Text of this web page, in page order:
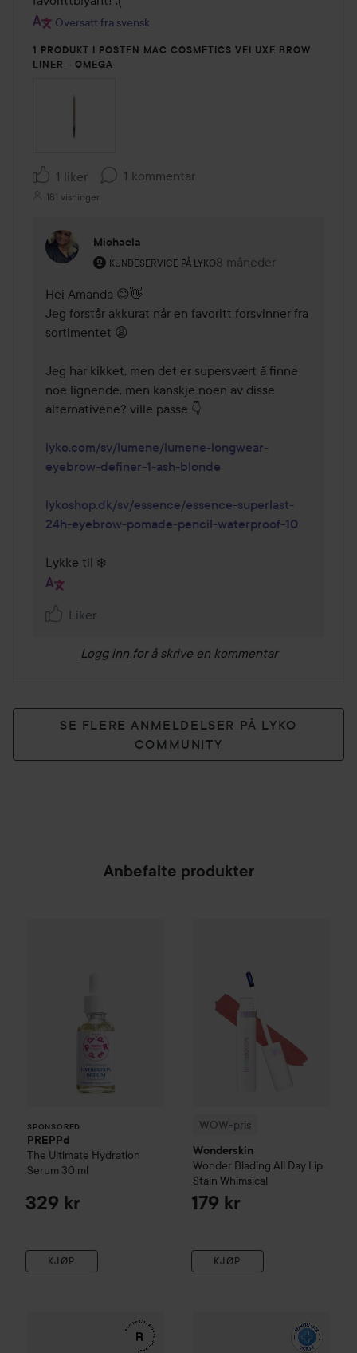
Oversatt fra svensk
1 PRODUKT I POSTEN MAC COSMETICS VELUXE BROW
LINER - OMEGA
1 liker 1 kommentar
181 visninger
Michaela
KUNDESERVICE PÅ LYKO
Brukerens rolle: Kundeservice på Lyko.
8 måneder
Kommentaren lades 8
Hei Amanda 😊👋
Jeg forstår akkurat når en favoritt forsvinner fra
sortimentet 😩
Jeg har kikket, men det er supersvært å finne
noe lignende, men kanskje noen av disse
alternativene? ville passe 👇
lyko.com/sv/lumene/lumene-longwear-
eyebrow-definer-1-ash-blonde
lykoshop.dk/sv/essence/essence-superlast-
24h-eyebrow-pomade-pencil-waterproof-10
Lykke til ❄️
Liker
Logg inn for å skrive en kommentar
SE FLERE ANMELDELSER PÅ LYKO
COMMUNITY
Anbefalte produkter
SPONSORED
PREPPd
The Ultimate Hydration
Serum 30 ml
329 kr
KJØP
WOW-pris
Wonderskin
Wonder Blading All Day Lip
Stain Whimsical
179 kr
KJØP
Eyelash & Eyebrow Tint 3 Natural Brown99 kr
Daily